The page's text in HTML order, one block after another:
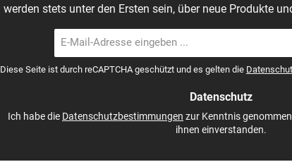
werden stets unter den Ersten sein, über neue Produkte
Mail-
*
Diese Seite ist durch reCAPTCHA geschützt und es gelten die
Datenschutz
Ich habe die Datenschutzbestimmungen zur Kenntnis
ihnen einverstanden.